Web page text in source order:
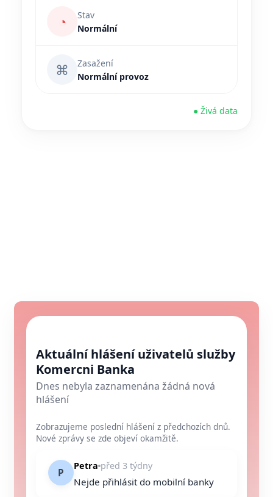
◔
Stav
Normální
⌘
Zasažení
Normální provoz
● Živá data
Aktuální hlášení uživatelů služby
Komercni Banka
Dnes nebyla zaznamenána žádná nová
hlášení
Zobrazujeme poslední hlášení z předchozích dnů.
Nové zprávy se zde objeví okamžitě.
P
Petra před 3 týdny
Nejde přihlásit do mobilní banky